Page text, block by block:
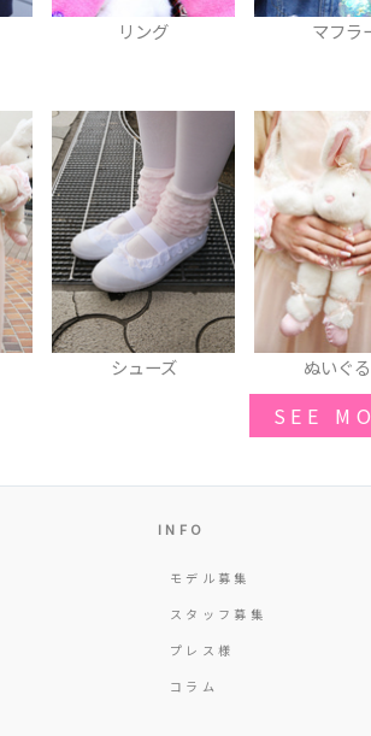
マフラー ポーチ
ぬいぐるみ ネック
SEE
INFO
モデル募集
スタッフ募集
プレス様
コラム